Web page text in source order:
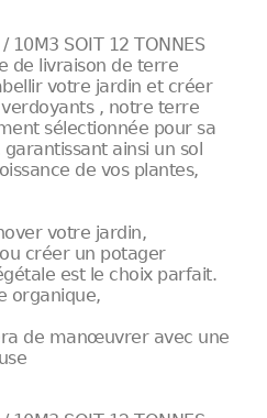
10M3 SOIT 12 TONNES
de livraison de terre
votre jardin et créer
, notre terre
sélectionnée pour sa
ainsi un sol
de vos plantes,
votre jardin,
créer un potager
est le choix parfait.
organique,
de manœuvrer avec une